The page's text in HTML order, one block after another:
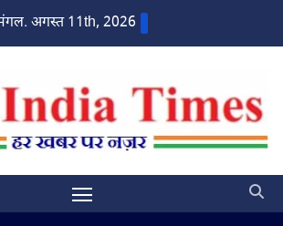
अगस्त 11th, 2026